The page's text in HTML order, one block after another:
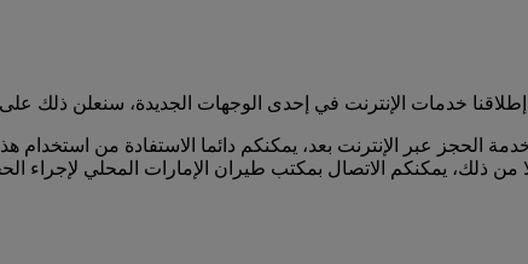
خدمات الإنترنت في إحدى الوجهات الجديدة، سنعلن ذلك
الحجز عبر الإنترنت بعد، يمكنكم دائما الاستفادة من
من ذلك، يمكنكم الاتصال بمكتب طيران الإمارات المحلي لإجراء